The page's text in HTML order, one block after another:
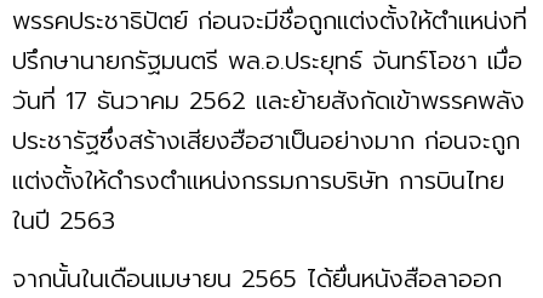
พรรคประชาธิปัตย์ ก่อนจะมีชื่อถูกแต่งตั้งให้ตำแหน่งที่
ปรึกษานายกรัฐมนตรี พล.อ.ประยุทธ์ จันทร์โอชา เมื่อ
วันที่ 17 ธันวาคม 2562 และย้ายสังกัดเข้าพรรคพลัง
ประชารัฐซึ่งสร้างเสียงฮือฮาเป็นอย่างมาก ก่อนจะถูก
แต่งตั้งให้ดำรงตำแหน่งกรรมการบริษัท การบินไทย
ในปี 2563
จากนั้นในเดือนเมษายน 2565 ได้ยื่นหนังสือลาออก